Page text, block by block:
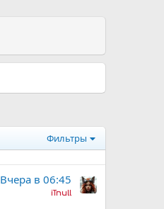
Фильтры
Вчера в 06:45
iTnull